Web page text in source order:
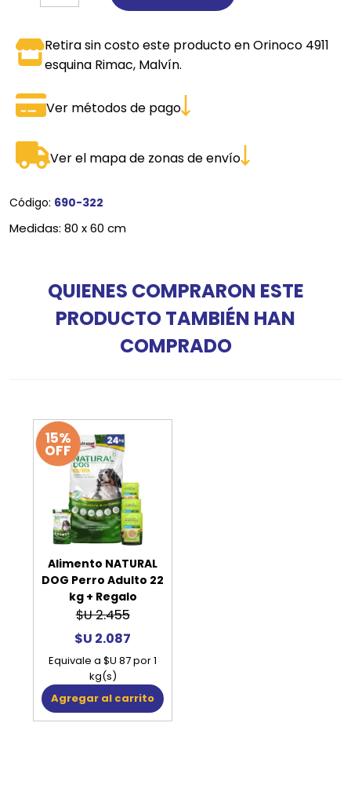
Retira sin costo este producto en Orinoco 4911
esquina Rimac, Malvín.
Ver métodos de pago
Ver el mapa de zonas de envío
Código: 690-322
Medidas: 80 x 60 cm
QUIENES COMPRARON ESTE
PRODUCTO TAMBIÉN HAN
COMPRADO
15%
OFF
Alimento NATURAL
DOG Perro Adulto 22
kg + Regalo
$U 2.455
$U 2.087
Equivale a $U 87 por 1
kg(s)
Agregar al carrito